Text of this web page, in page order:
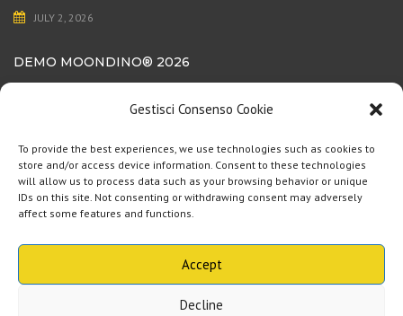
Gestisci Consenso Cookie
To provide the best experiences, we use technologies such as cookies to
store and/or access device information. Consent to these technologies
will allow us to process data such as your browsing behavior or unique
IDs on this site. Not consenting or withdrawing consent may adversely
affect some features and functions.
Accept
Decline
JULY 2, 2026
DEMO MOONDINO®️ 2026
La tua e-mail:
information provided will not be disclosed to third parties.: I agree